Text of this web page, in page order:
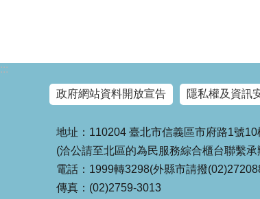
:::
政府網站資料開放宣告 隱私權及資訊
地址：110204 臺北市信義區市府路1號10
(洽公請至北區的為民服務綜合櫃台聯繫
電話：1999轉3298(外縣市請撥
傳真：(02)2759-3013